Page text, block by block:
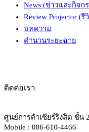
News (ข่าวและกิจก
Review Projector (รี
บทความ
คำนวนระยะฉาย
ติดต่อเรา
ศูนย์การค้าเซียร์ริงสิต ชั้น
Mobile : 086-610-4466